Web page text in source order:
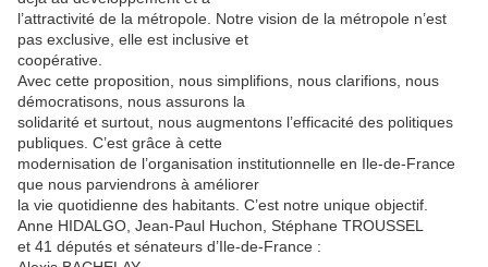
l’attractivité de la métropole. Notre vision de la métropole n’est
pas exclusive, elle est inclusive et
coopérative.
Avec cette proposition, nous simplifions, nous clarifions, nous
démocratisons, nous assurons la
solidarité et surtout, nous augmentons l’efficacité des politiques
publiques. C’est grâce à cette
modernisation de l’organisation institutionnelle en Ile-de-France
que nous parviendrons à améliorer
la vie quotidienne des habitants. C’est notre unique objectif.
Anne HIDALGO, Jean-Paul Huchon, Stéphane TROUSSEL
et 41 députés et sénateurs d’Ile-de-France :